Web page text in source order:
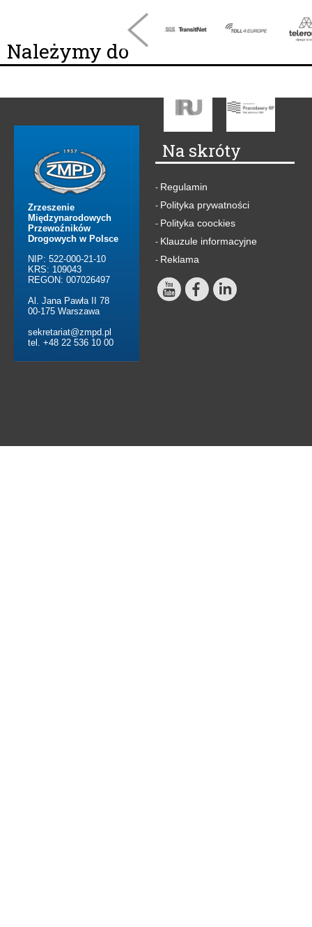
Należymy do
Zrzeszenie
Międzynarodowych
Przewoźników
Drogowych w Polsce
NIP: 522-000-21-10
KRS: 109043
REGON: 007026497
Al. Jana Pawła II 78
00-175 Warszawa
sekretariat@zmpd.pl
tel. +48 22 536 10 00
Na skróty
- Regulamin
- Polityka prywatności
- Polityka coockies
- Klauzule informacyjne
- Reklama